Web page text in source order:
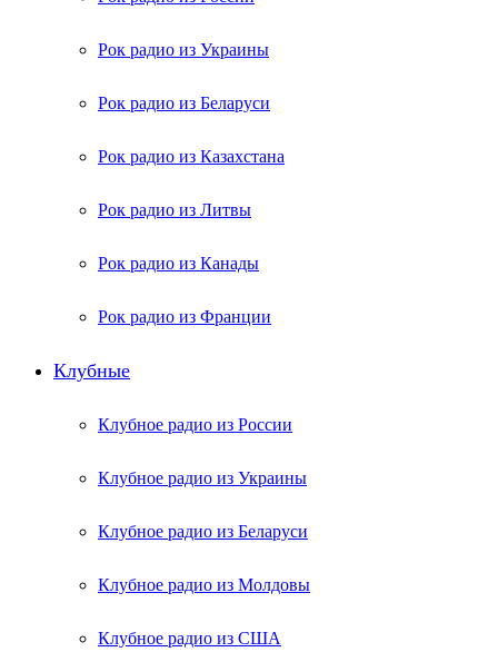
Рок радио из Украины
Рок радио из Беларуси
Рок радио из Казахстана
Рок радио из Литвы
Рок радио из Канады
Рок радио из Франции
Клубные
Клубное радио из России
Клубное радио из Украины
Клубное радио из Беларуси
Клубное радио из Молдовы
Клубное радио из США